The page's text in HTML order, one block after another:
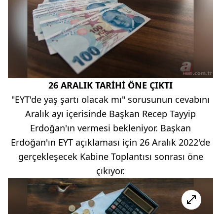
26 ARALIK TARİHİ ÖNE ÇIKTI
"EYT'de yaş şartı olacak mı" sorusunun cevabını
Aralık ayı içerisinde Başkan Recep Tayyip
Erdoğan'ın vermesi bekleniyor. Başkan
Erdoğan'ın EYT açıklaması için 26 Aralık 2022'de
gerçekleşecek Kabine Toplantısı sonrası öne
çıkıyor.